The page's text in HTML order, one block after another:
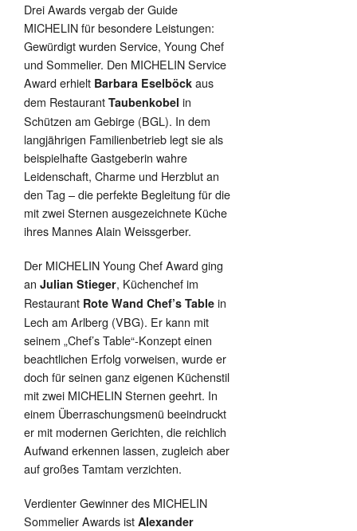
Drei Awards vergab der Guide
MICHELIN für besondere Leistungen:
Gewürdigt wurden Service, Young Chef
und Sommelier. Den MICHELIN Service
Award erhielt Barbara Eselböck aus
dem Restaurant Taubenkobel in
Schützen am Gebirge (BGL). In dem
langjährigen Familienbetrieb legt sie als
beispielhafte Gastgeberin wahre
Leidenschaft, Charme und Herzblut an
den Tag – die perfekte Begleitung für die
mit zwei Sternen ausgezeichnete Küche
ihres Mannes Alain Weissgerber.
Der MICHELIN Young Chef Award ging
an Julian Stieger, Küchenchef im
Restaurant Rote Wand Chef’s Table in
Lech am Arlberg (VBG). Er kann mit
seinem „Chef’s Table“-Konzept einen
beachtlichen Erfolg vorweisen, wurde er
doch für seinen ganz eigenen Küchenstil
mit zwei MICHELIN Sternen geehrt. In
einem Überraschungsmenü beeindruckt
er mit modernen Gerichten, die reichlich
Aufwand erkennen lassen, zugleich aber
auf großes Tamtam verzichten.
Verdienter Gewinner des MICHELIN
Sommelier Awards ist Alexander